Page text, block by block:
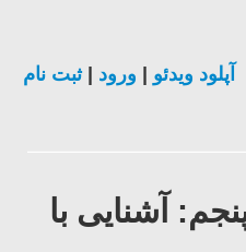
آپلود ویدئو| ورود| ثبت نام
آشنایی با